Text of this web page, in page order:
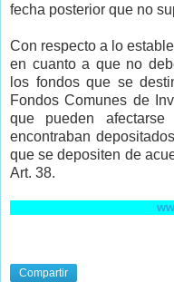
fecha posterior que no
Con respecto a lo
en cuanto a que no
los fondos que se
Fondos Comunes de
que pueden
encontraban
que se depositen de
Art. 38.
Compartir